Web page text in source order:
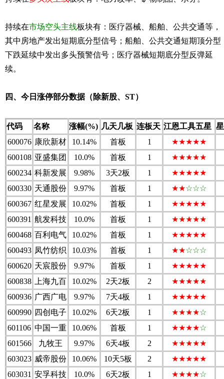
持续在市场空头主线板块有：医疗器械、船舶、公共交通等，
其中房地产发出短期底分型信号；船舶、公共交通短期顶分型
下跌延续中发出多头预警信号；医疗器械短期底分型反弹延
续。
四、今日涨停部分数据（除新股、ST）
代码 名称 涨幅(%) 几天几板 连板天 江恩工具五星
600076 康欣新材 10.14% 首板 1
★★★★★
600108 亚盛集团 10.0% 首板 1
★★★★★
600234 科新发展 9.98% 3天2板 1
★★★★★
600330 天通股份 9.97% 首板 1 ★★☆☆☆
600367 红星发展 10.02% 首板 1
★★★★★
600391 航发科技 10.0% 首板 1
★★★★★
600468 百利电气 10.02% 首板 1
★★★★★
600493 凤竹纺织 10.03% 首板 1 ★★☆☆☆
600620 天宸股份 9.97% 首板 1
★★★★★
600838
上海九百 10.02% 2天2板 2
★★★★★
600936 广西广电 9.97% 7天4板 1
★★★★★
600990 四创电子 10.02% 6天2板 1 ★★★★☆
601106 中国一重 10.06% 首板 1 ★★★★☆
601566
九牧王 9.97% 6天4板 2
★★★★★
603023 威帝股份 10.06% 10天5板 2
★★★★★
603031 安孚科技 10.0% 6天2板 1 ★★★★☆